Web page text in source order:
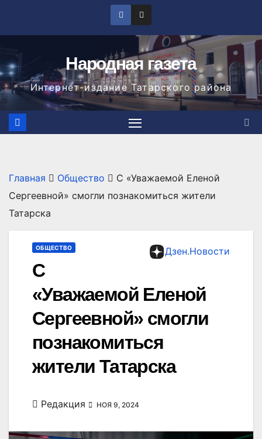
Народная газета
Интернет-издание Татарского района
Главная Общество
С «Уважаемой Еленой
Сергеевной» смогли познакомиться жители
Татарска
Дзен.Новости
ОБЩЕСТВО
С
«Уважаемой Еленой
Сергеевной» смогли
познакомиться
жители Татарска
Редакция НОЯ 9, 2024